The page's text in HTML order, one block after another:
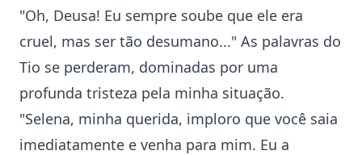
"Oh, Deusa! Eu sempre soube que ele era
cruel, mas ser tão desumano..." As palavras do
Tio se perderam, dominadas por uma
profunda tristeza pela minha situação.
"Selena, minha querida, imploro que você saia
imediatamente e venha para mim. Eu a